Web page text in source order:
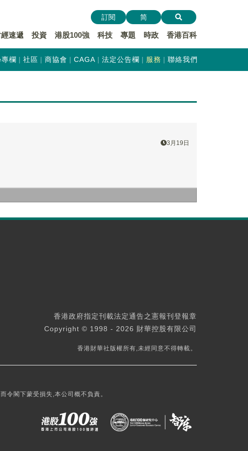
速遞 投資 港股100強 科技 專題 時政 香港百科
訂閱 简
欄 社區 商協會 CAGA 法定公告欄 服務 聯絡我們
3月19日
香港政府指定刊載法定通告之憲報刊登報章
Copyright © 1998 - 2026 財華控股有限公司
香港財華社版權所有,未經同意不得轉載。
令閣下蒙受損失,本公司概不負責。